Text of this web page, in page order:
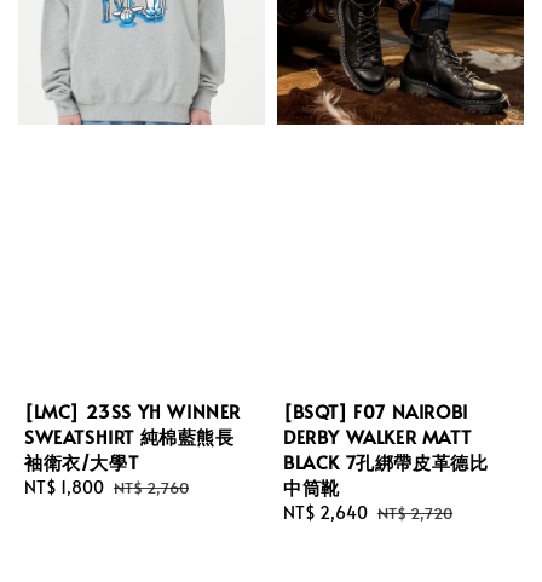
[LMC] 23SS YH WINNER
SWEATSHIRT 純棉藍熊長
袖衛衣/大學T
Sale
NT$ 1,800 Regular
NT$ 2,760
[BSQT] F07 NAIROBI
DERBY WALKER MATT
BLACK 7孔綁帶皮革德比
中筒靴
Sale
NT$ 2,640 Regular
NT$ 2,720